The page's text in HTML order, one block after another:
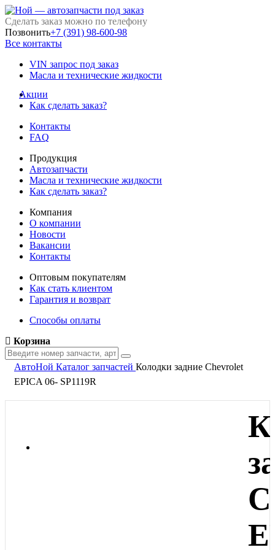
Сделать заказ можно по телефону
Позвонить+7 (391) 98-600-98
Все контакты
VIN запрос под заказ
Масла и технические жидкости
Акции
Как сделать заказ?
Контакты
FAQ
Продукция
Автозапчасти
Масла и технические жидкости
Как сделать заказ?
Компания
О компании
Новости
Вакансии
Контакты
Оптовым покупателям
Как стать клиентом
Гарантия и возврат
Способы оплаты
Корзина
АвтоНой Каталог запчастей Колодки задние Chevrolet
EPICA 06- SP1119R